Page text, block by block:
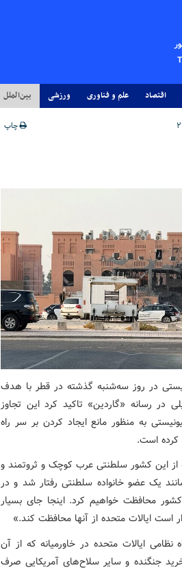
اقتصاد علم و فناوری ورزشی بین‌الملل
چاپ
در روز سه‌شنبه گذشته در قطر با هدف
در رسانه «گاردین» تاکید کرد این تجاوز
به منظور مانع ایجاد کردن بر سر راه
کرده است.
از این کشور سلطنتی عرب کوچک و ثروتمند و
یک عضو خانواده سلطنتی رفتار شد و در
محافظت خواهیم کرد. اینجا جای بسیار
است ایالات متحده از آنها محافظت کند.»
نظامی ایالات متحده در خاورمیانه که از آن
خرید جنگنده‌ و سایر سلاح‌های آمریکایی صرف